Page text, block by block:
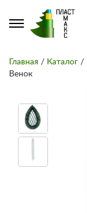
Главная / Каталог /
Венок